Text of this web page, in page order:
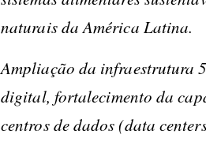
naturais da América Latina.
Ampliação da infraestrutura
digital, fortalecimento da
centros de dados (data